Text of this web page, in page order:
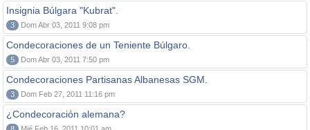
Insignia Búlgara "Kubrat".
3 Dom Abr 03, 2011 9:08 pm
Condecoraciones de un Teniente Búlgaro.
5 Dom Abr 03, 2011 7:50 pm
Condecoraciones Partisanas Albanesas SGM.
3 Dom Feb 27, 2011 11:16 pm
¿Condecoración alemana?